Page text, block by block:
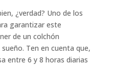
¿verdad? Uno de los
garantizar este
de un colchón
Ten en cuenta que,
entre 6 y 8 horas diarias